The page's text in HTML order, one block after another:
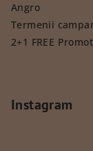
Angro
Termenii
2+1 FREE
Instagram